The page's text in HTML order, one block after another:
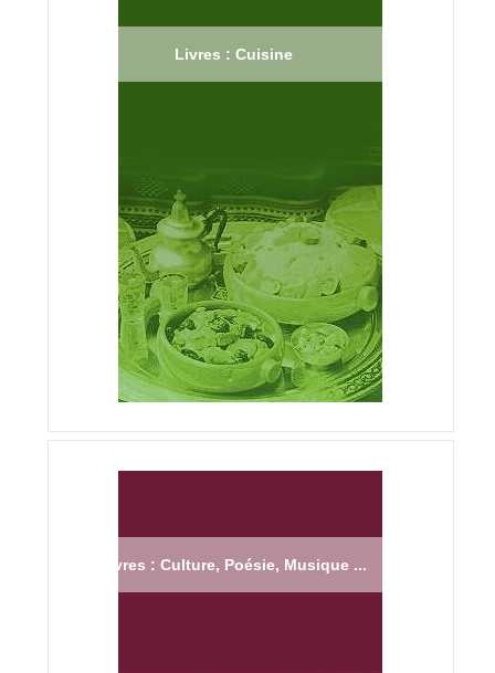
Livres : Cuisine
Livres : Culture, Poésie, Musique ...